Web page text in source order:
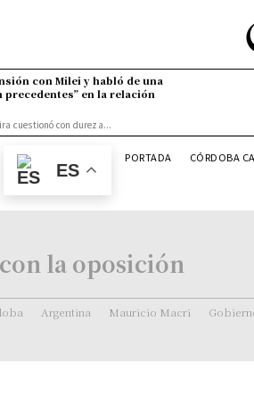
con Milei y habló de una
en la relación
cuestionó con dureza...
ES
PORTADA CÓRDOBA
la oposición
Argentina Mauricio Macri